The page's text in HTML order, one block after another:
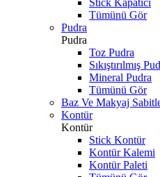
Stick Kapatıcı
Tümünü Gör
Pudra
Pudra
Toz Pudra
Sıkıştırılmış
Mineral Pudra
Tümünü Gör
Baz Ve Makyaj
Kontür
Kontür
Stick Kontür
Kontür Kalemi
Kontür Paleti